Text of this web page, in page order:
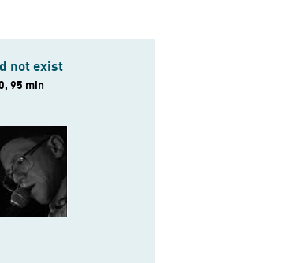
not exist
95 min